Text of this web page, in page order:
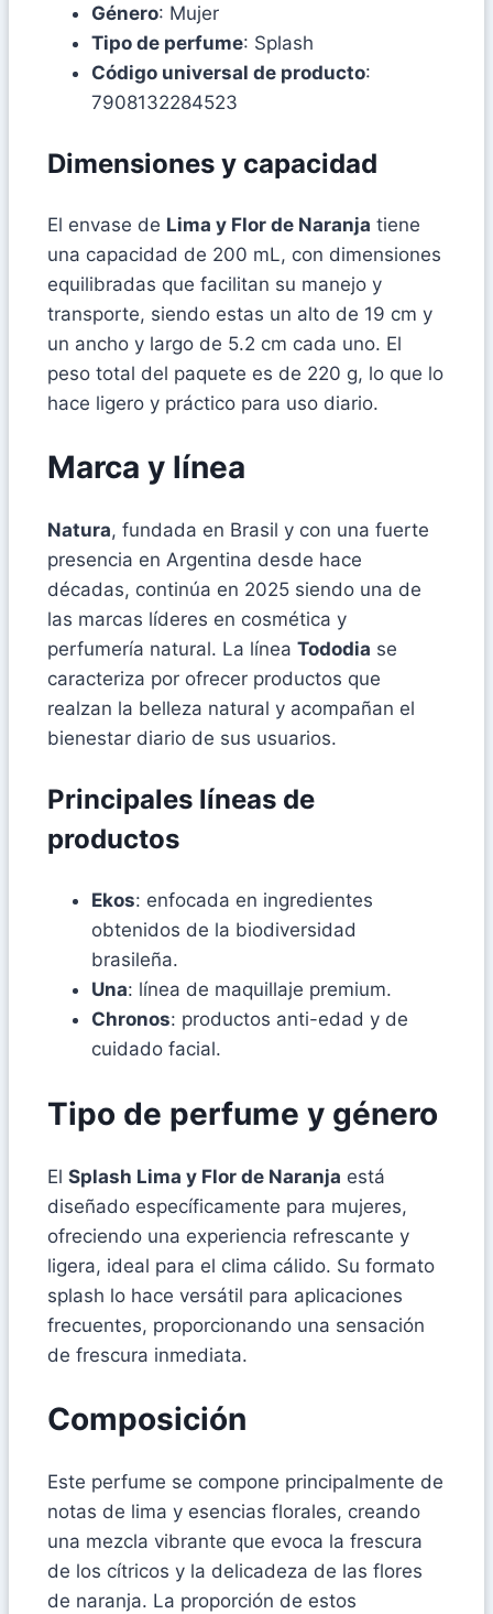
Género: Mujer
Tipo de perfume: Splash
Código universal de producto:
7908132284523
Dimensiones y capacidad
El envase de Lima y Flor de Naranja tiene
una capacidad de 200 mL, con dimensiones
equilibradas que facilitan su manejo y
transporte, siendo estas un alto de 19 cm y
un ancho y largo de 5.2 cm cada uno. El
peso total del paquete es de 220 g, lo que lo
hace ligero y práctico para uso diario.
Marca y línea
Natura, fundada en Brasil y con una fuerte
presencia en Argentina desde hace
décadas, continúa en 2025 siendo una de
las marcas líderes en cosmética y
perfumería natural. La línea Tododia se
caracteriza por ofrecer productos que
realzan la belleza natural y acompañan el
bienestar diario de sus usuarios.
Principales líneas de
productos
Ekos: enfocada en ingredientes
obtenidos de la biodiversidad
brasileña.
Una: línea de maquillaje premium.
Chronos: productos anti-edad y de
cuidado facial.
Tipo de perfume y género
El Splash Lima y Flor de Naranja está
diseñado específicamente para mujeres,
ofreciendo una experiencia refrescante y
ligera, ideal para el clima cálido. Su formato
splash lo hace versátil para aplicaciones
frecuentes, proporcionando una sensación
de frescura inmediata.
Composición
Este perfume se compone principalmente de
notas de lima y esencias florales, creando
una mezcla vibrante que evoca la frescura
de los cítricos y la delicadeza de las flores
de naranja. La proporción de estos